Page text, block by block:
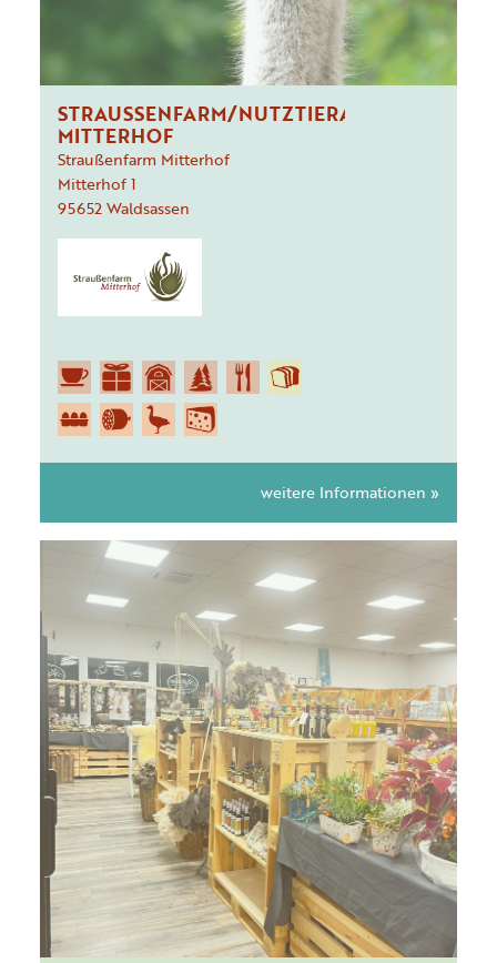
STRAUSSENFARM/NUTZTIERARCHE M
ITTERHOF
Straußenfarm Mitterhof
Mitterhof1
95652Waldsassen
weitere Informationen »